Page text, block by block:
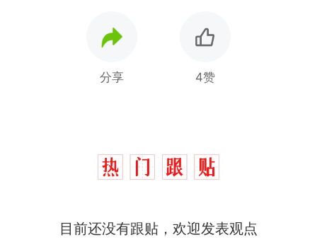
分享 4赞
目前还没有跟贴，欢迎发表观点